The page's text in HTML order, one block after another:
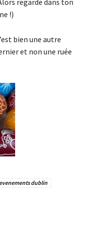
!)
bien une autre
et non une ruée
evenements dublin